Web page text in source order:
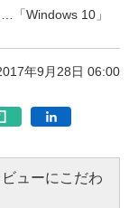
「Windows 10」
年9月28日 06:00
ューにこだわ